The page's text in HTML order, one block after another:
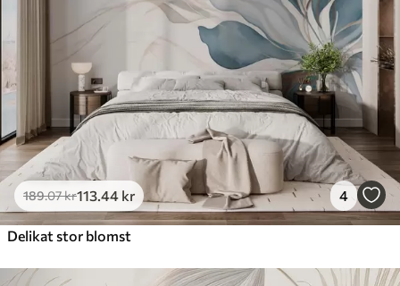
189.07kr113 .44 kr 4
Delikat stor blomst